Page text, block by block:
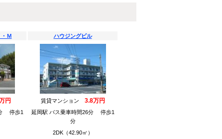
Ｍ
円
停歩1
ハウジングビル
賃貸マンション 3.8万円
延岡駅 バス乗車時間26分 停歩1
分
2DK（42.90㎡）